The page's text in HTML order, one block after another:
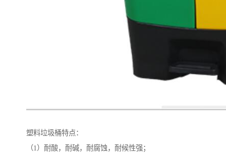
塑料垃圾桶特点：
（1）耐酸，耐碱，耐腐蚀，耐候性强；